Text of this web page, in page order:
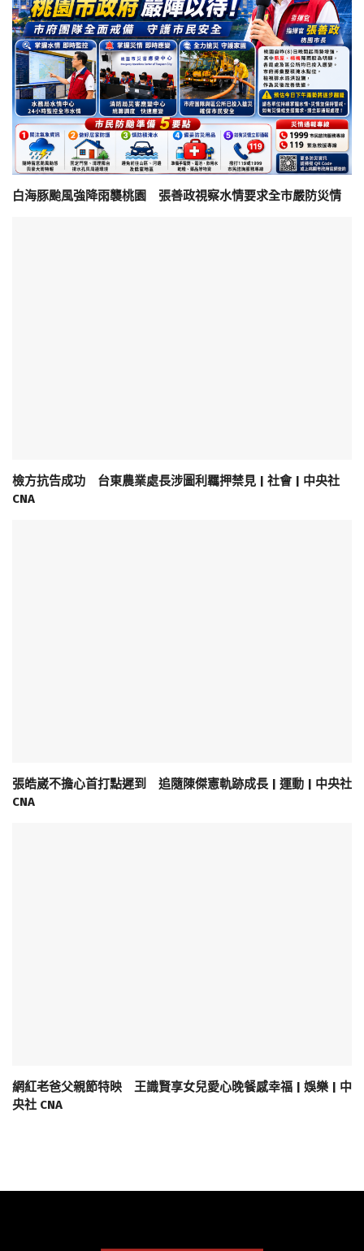
白海豚颱風強降雨襲桃園 張善政視察水情要求全市嚴防災情
檢方抗告成功 台東農業處長涉圖利羈押禁見 | 社會 | 中央社
CNA
張皓崴不擔心首打點遲到 追隨陳傑憲軌跡成長 | 運動 | 中央社
CNA
網紅老爸父親節特映 王識賢享女兒愛心晚餐感幸福 | 娛樂 | 中
央社 CNA